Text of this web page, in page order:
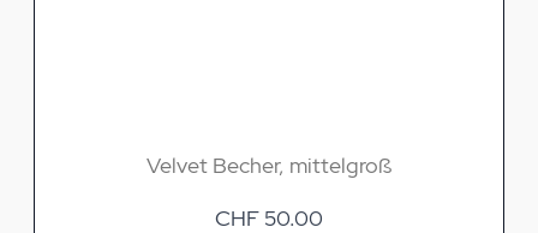
Velvet Becher, mittelgroß
CHF 50.00